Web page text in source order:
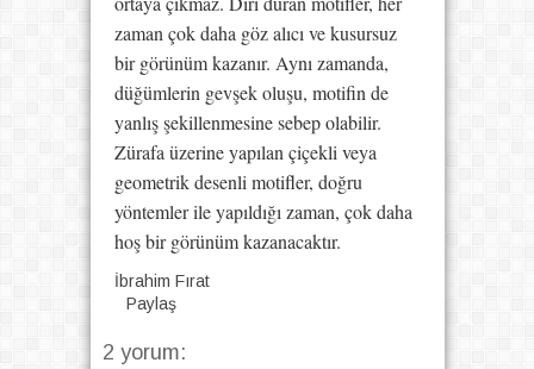
zaman çok daha göz alıcı ve kusursuz
bir görünüm kazanır. Aynı zamanda,
düğümlerin gevşek oluşu, motifin de
yanlış şekillenmesine sebep olabilir.
Zürafa üzerine yapılan çiçekli veya
geometrik desenli motifler, doğru
yöntemler ile yapıldığı zaman, çok daha
hoş bir görünüm kazanacaktır.
İbrahim Fırat
Paylaş
2 yorum: